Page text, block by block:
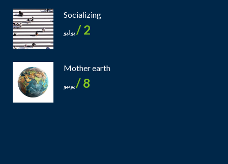
Socializing
2 / يوليو
Mother earth
8 / يونيو